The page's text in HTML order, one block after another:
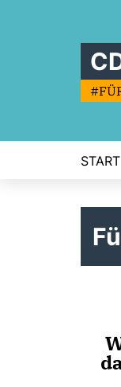
START